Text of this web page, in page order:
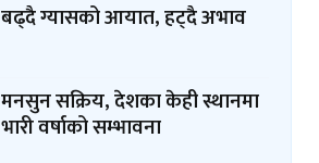
बढ्दै ग्यासको आयात, हट्दै अभाव
मनसुन सक्रिय, देशका केही स्थानमा
भारी वर्षाको सम्भावना